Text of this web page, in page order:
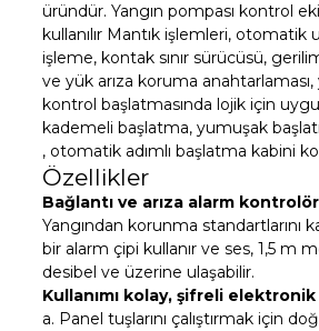
üründür. Yangın pompası kontrol
kullanılır Mantık işlemleri, otomatik
işleme, kontak sınır sürücüsü,
ve yük arıza koruma anahtarlaması,
kontrol başlatmasında lojik için
kademeli başlatma, yumuşak
, otomatik adımlı başlatma kabini
Özellikler
Bağlantı ve arıza alarm
Yangından korunma standartlarını
bir alarm çipi kullanır ve ses, 1,5 m
desibel ve üzerine ulaşabilir.
Kullanımı kolay, şifreli
a. Panel tuşlarını çalıştırmak için